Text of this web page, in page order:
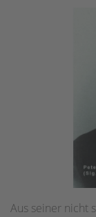
Aus seiner nicht